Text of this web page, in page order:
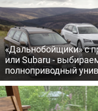
«Дальнобойщики» с
или Subaru -
полноприводный